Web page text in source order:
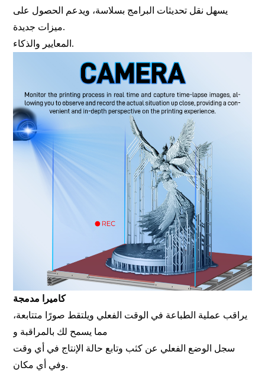
يسهل نقل تحديثات البرامج بسلاسة، ويدعم الحصول على
ميزات جديدة.
المعايير والذكاء.
كاميرا مدمجة
يراقب عملية الطباعة في الوقت الفعلي ويلتقط صورًا متتابعة،
سجل الوضع الفعلي عن كثب وتابع حالة الإنتاج في أي وقت
وفي أي مكان.